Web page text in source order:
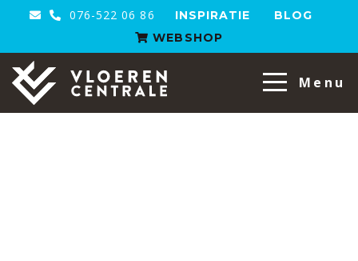
076-522 06 86 INSPIRATIE
BLOG
WEBSHOP
Menu